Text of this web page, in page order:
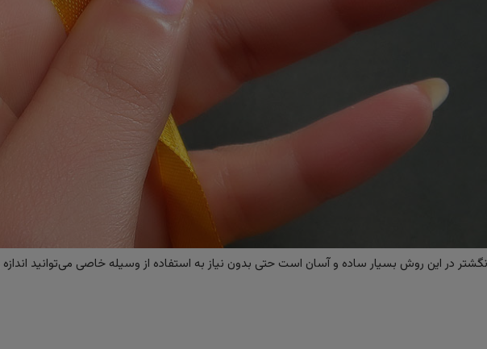
در این روش بسیار ساده و آسان است حتی بدون نیاز به استفاده از وسیله خاصی می‌توانید